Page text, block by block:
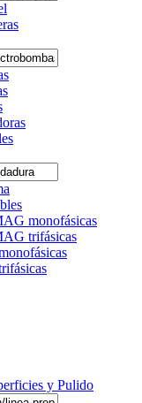
monofásicas
trifásicas
y Pulido